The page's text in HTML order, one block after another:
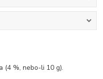
(4 %, nebo-li 10 g).